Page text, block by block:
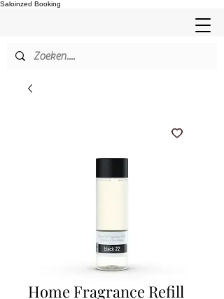
Saloinzed Booking
Home Fragrance Refill